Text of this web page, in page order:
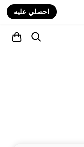
احصلي عليه